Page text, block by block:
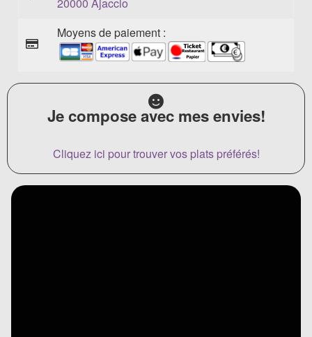
Moyens de paiement :
Je compose avec mes envies!
Cliquez ici pour trouver vos plats préférés!